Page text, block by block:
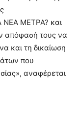
ΝΕΑ ΜΕΤΡΑ? και
απόφασή τους να
και τη δικαίωση
που
αναφέρεται